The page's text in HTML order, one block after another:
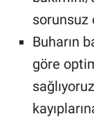
sorunsuz
Buharın
göre